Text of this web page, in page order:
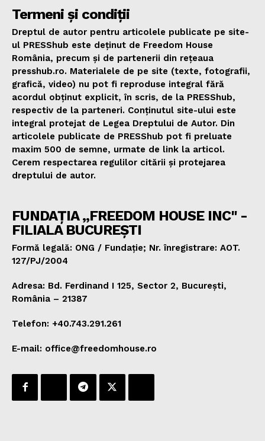
Termeni și condiții
Dreptul de autor pentru articolele publicate pe site-
ul PRESShub este deținut de Freedom House
România, precum și de partenerii din rețeaua
presshub.ro. Materialele de pe site (texte, fotografii,
grafică, video) nu pot fi reproduse integral fără
acordul obținut explicit, în scris, de la PRESShub,
respectiv de la parteneri. Conținutul site-ului este
integral protejat de Legea Dreptului de Autor. Din
articolele publicate de PRESShub pot fi preluate
maxim 500 de semne, urmate de link la articol.
Cerem respectarea regulilor citării și protejarea
dreptului de autor.
FUNDAȚIA „FREEDOM HOUSE INC" -
FILIALA BUCUREȘTI
Formă legală: ONG / Fundație; Nr. înregistrare: AOT.
127/PJ/2004
Adresa: Bd. Ferdinand I 125, Sector 2, București,
România – 21387
Telefon: +40.743.291.261
E-mail: office@freedomhouse.ro